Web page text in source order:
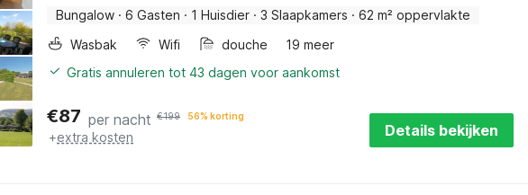
Bungalow · 6 Gasten · 1 Huisdier · 3 Slaapkamers · 62 m² oppervlakte
Wasbak
Wifi douche
19 meer
Gratis annuleren tot 43 dagen voor aankomst
€87 per nacht €199 56% korting
+extra kosten Details bekijken